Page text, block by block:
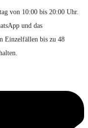
von 10:00 bis 20:00 Uhr.
und das
Einzelfällen bis zu 48